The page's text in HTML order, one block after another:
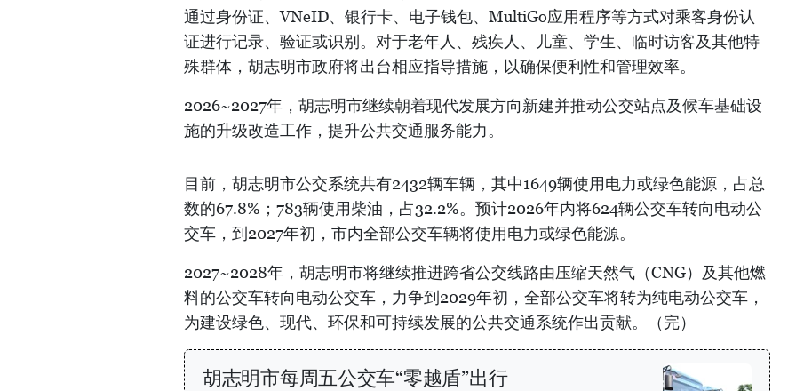
通过身份证、VNeID、银行卡、电子钱包、MultiGo应用程序等方式对乘客身份认
证进行记录、验证或识别。对于老年人、残疾人、儿童、学生、临时访客及其他特
殊群体，胡志明市政府将出台相应指导措施，以确保便利性和管理效率。
2026~2027年，胡志明市继续朝着现代发展方向新建并推动公交站点及候车基础设
施的升级改造工作，提升公共交通服务能力。
目前，胡志明市公交系统共有2432辆车辆，其中1649辆使用电力或绿色能源，占总
数的67.8%；783辆使用柴油，占32.2%。预计2026年内将624辆公交车转向电动公
交车，到2027年初，市内全部公交车辆将使用电力或绿色能源。
2027~2028年，胡志明市将继续推进跨省公交线路由压缩天然气（CNG）及其他燃
料的公交车转向电动公交车，力争到2029年初，全部公交车将转为纯电动公交车，
为建设绿色、现代、环保和可持续发展的公共交通系统作出贡献。（完）
胡志明市每周五公交车“零越盾”出行